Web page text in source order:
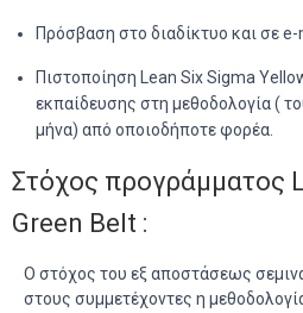
Πρόσβαση στο διαδίκτυο και σε e-
Πιστοποίηση Lean Six Sigma
εκπαίδευσης στη μεθοδολογία (
μήνα) από οποιοδήποτε φορέα.
Στόχος προγράμματος
Green Belt :
Ο στόχος του εξ αποστάσεως
στους συμμετέχοντες η